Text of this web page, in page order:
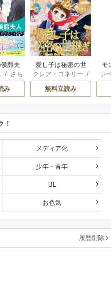
爵夫
/ さち
み
愛し子は秘密の世
継ぎ
クレア・コネリー /
津寺里可子
無料立読み
モ
結
レ
！
メディア化
少年・青年
BL
お色気
履歴削除